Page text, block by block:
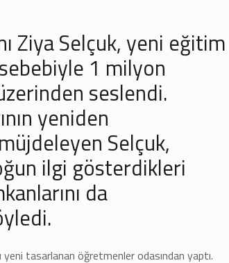
Ziya Selçuk, yeni eğitim
sebebiyle 1 milyon
seslendi.
yeniden
Selçuk,
ilgi gösterdikleri
da